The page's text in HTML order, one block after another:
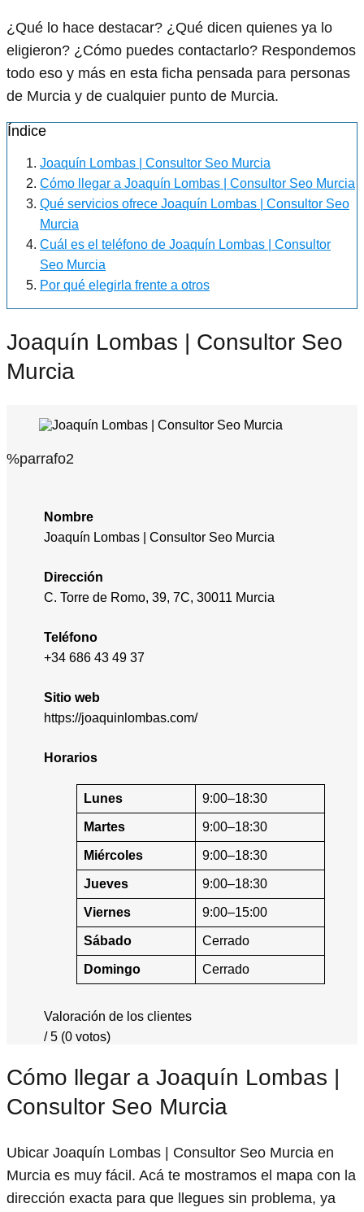
¿Qué lo hace destacar? ¿Qué dicen quienes ya lo
eligieron? ¿Cómo puedes contactarlo? Respondemos
todo eso y más en esta ficha pensada para personas
de Murcia y de cualquier punto de Murcia.
Índice
Joaquín Lombas | Consultor Seo Murcia
Cómo llegar a Joaquín Lombas | Consultor Seo Murcia
Qué servicios ofrece Joaquín Lombas | Consultor Seo
Murcia
Cuál es el teléfono de Joaquín Lombas | Consultor
Seo Murcia
Por qué elegirla frente a otros
Joaquín Lombas | Consultor Seo
Murcia
%parrafo2
Nombre
Joaquín Lombas | Consultor Seo Murcia
Dirección
C. Torre de Romo, 39, 7C, 30011 Murcia
Teléfono
+34 686 43 49 37
Sitio web
https://joaquinlombas.com/
Horarios
Lunes 9:00–18:30
Martes 9:00–18:30
Miércoles 9:00–18:30
Jueves 9:00–18:30
Viernes 9:00–15:00
Sábado Cerrado
Domingo Cerrado
Valoración de los clientes
/ 5 (0 votos)
Cómo llegar a Joaquín Lombas |
Consultor Seo Murcia
Ubicar Joaquín Lombas | Consultor Seo Murcia en
Murcia es muy fácil. Acá te mostramos el mapa con la
dirección exacta para que llegues sin problema, ya